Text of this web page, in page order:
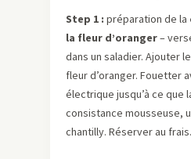
Step 1 : préparation de la
la fleur d’oranger–
dans un saladier. Ajouter
fleur d’oranger. Fouetter
électrique jusqu’à ce que
consistance mousseuse,
chantilly. Réserver au frais.